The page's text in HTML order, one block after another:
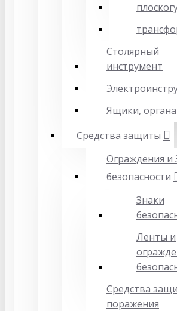
Столярный
инструмент
Ящики,
Средства защиты
Ограждения и
безопасности
Знаки
Ленты и
Средства
поражения